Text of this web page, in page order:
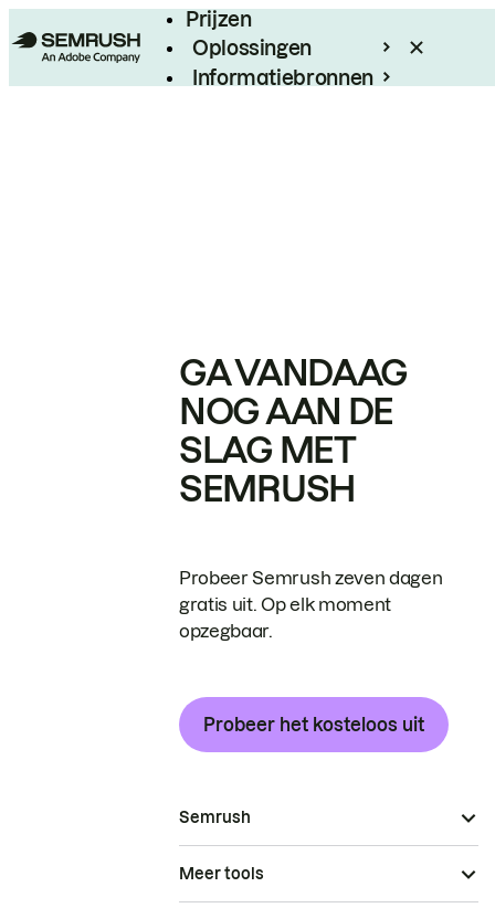
Prijzen
Oplossingen
Informatiebronnen
GA VANDAAG
NOG AAN DE
SLAG MET
SEMRUSH
Probeer Semrush zeven dagen
gratis uit. Op elk moment
opzegbaar.
Probeer het kosteloos uit
Semrush
Meer tools